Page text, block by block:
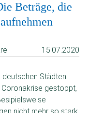
Beträge, die
15.07.2020
deutschen Städten
gestoppt,